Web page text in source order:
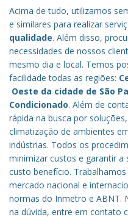
Acima de tudo, utilizamos
e similares para realizar
qualidade. Além disso,
necessidades de nossos
mesmo dia e local. Temos
facilidade todas as regiões:
Oeste da cidade de São
Condicionado. Além de
rápida na busca por
climatização de ambientes
indústrias. Todos os
minimizar custos e garantir
custo benefício.
mercado nacional e
normas do Inmetro e ABNT.
na dúvida, entre em contato